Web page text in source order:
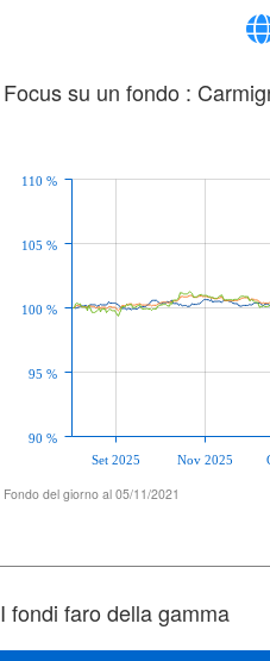
Focus su un fondo :
Set 2025 Nov 2025
90 %
95 %
100 %
105 %
110 %
Fondo del giorno al 05/11/2021
I fondi faro della gamma